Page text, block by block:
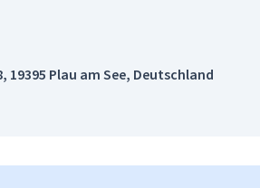
19395 Plau am See, Deutschland